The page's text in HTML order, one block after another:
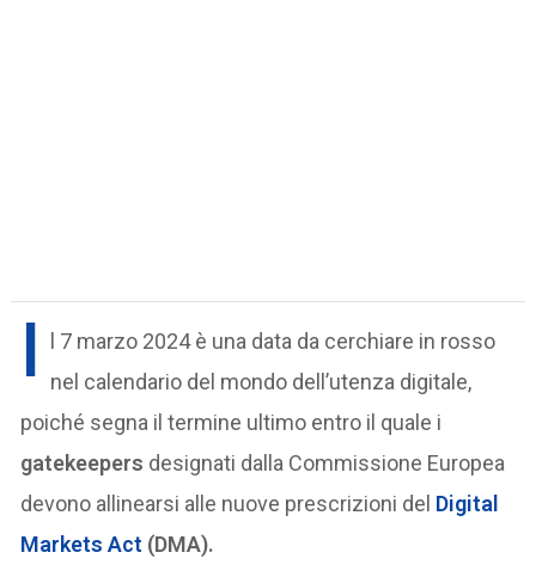
I
l 7 marzo 2024 è una data da cerchiare in rosso
nel calendario del mondo dell’utenza digitale,
poiché segna il termine ultimo entro il quale i
gatekeepers designati dalla Commissione Europea
devono allinearsi alle nuove prescrizioni del Digital
Markets Act (DMA).